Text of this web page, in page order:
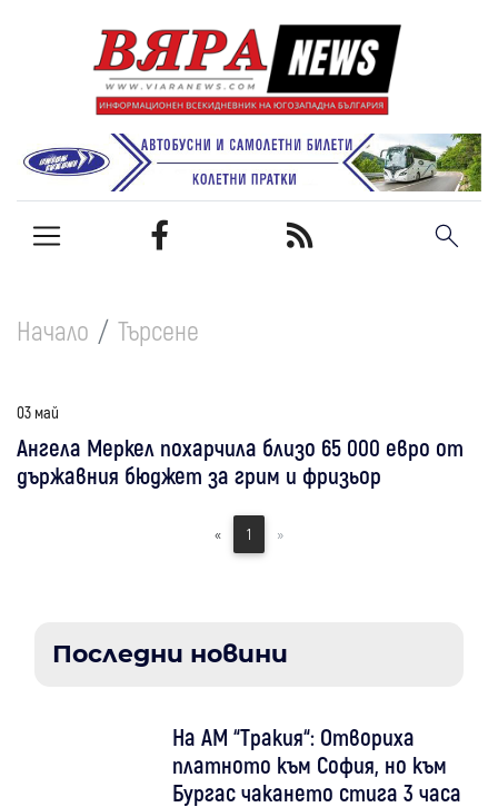
Начало Търсене
03 май
Ангела Меркел похарчила близо 65 000 евро от
държавния бюджет за грим и фризьор
« 1 »
Последни новини
На АМ “Тракия“: Отвориха
платното към София, но към
Бургас чакането стига 3 часа